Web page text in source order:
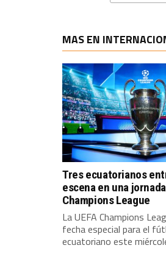
MAS EN
Tres ecuatorianos
escena en una
Champions League
La UEFA Champions
fecha especial para el
ecuatoriano este